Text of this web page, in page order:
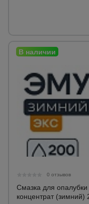
0 отзывов
Смазка для
концентрат (зимний)